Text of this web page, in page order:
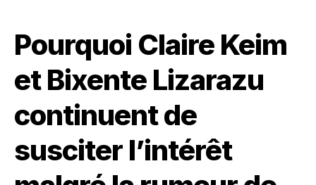
Pourquoi Claire Keim
et Bixente Lizarazu
continuent de
susciter l’intérêt